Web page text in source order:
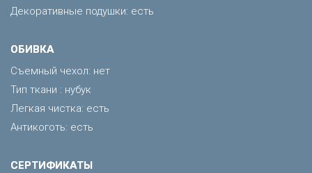
Декоративные подушки: есть
ОБИВКА
Съемный чехол: нет
Тип ткани : нубук
Легкая чистка: есть
Антикоготь: есть
СЕРТИФИКАТЫ